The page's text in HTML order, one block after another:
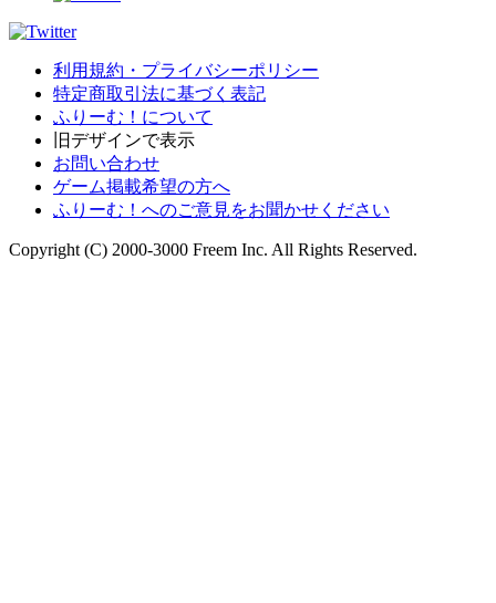
利用規約・プライバシーポリシー
特定商取引法に基づく表記
ふりーむ！について
旧デザインで表示
お問い合わせ
ゲーム掲載希望の方へ
ふりーむ！へのご意見をお聞かせください
Copyright (C) 2000-3000 Freem Inc. All Rights Reserved.